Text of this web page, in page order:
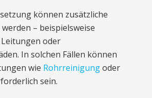
können zusätzliche
– beispielsweise
oder
In solchen Fällen können
wie Rohrreinigungoder
sein.